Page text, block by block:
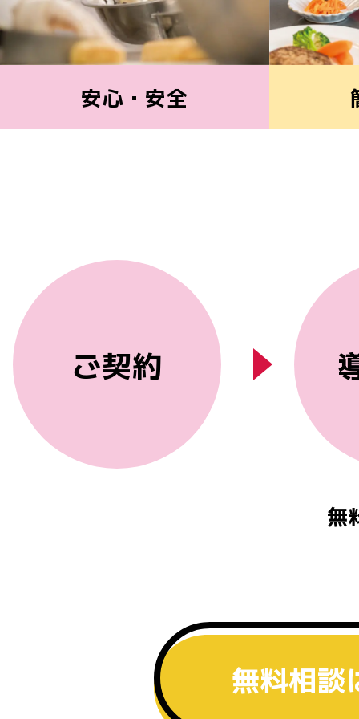
安心・安全
ご契約
無料
無料相談